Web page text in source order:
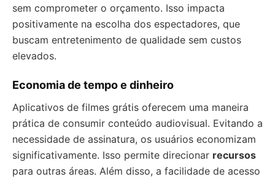
sem comprometer o orçamento. Isso impacta
positivamente na escolha dos espectadores, que
buscam entretenimento de qualidade sem custos
elevados.
Economia de tempo e dinheiro
Aplicativos de filmes grátis oferecem uma maneira
prática de consumir conteúdo audiovisual. Evitando a
necessidade de assinatura, os usuários economizam
significativamente. Isso permite direcionar recursos
para outras áreas. Além disso, a facilidade de acesso